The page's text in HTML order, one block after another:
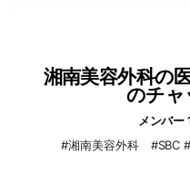
湘南美容外科の
のチャ
メンバー
#湘南美容外科 #SBC